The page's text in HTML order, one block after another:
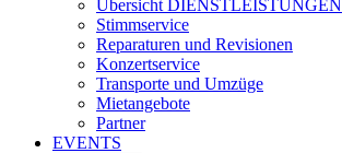
Übersicht DIENSTLEISTUNGEN
Stimmservice
Reparaturen und Revisionen
Konzertservice
Transporte und Umzüge
Mietangebote
Partner
EVENTS